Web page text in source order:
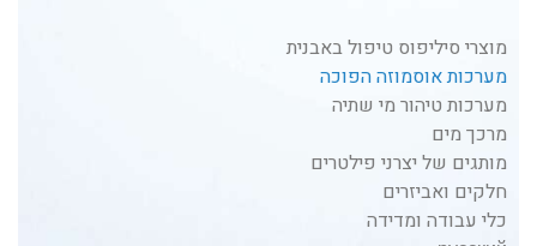
מוצרי סיליפוס טיפול באבנית
מערכות אוסמוזה הפוכה
מערכות טיהור מי שתיה
מרכך מים
מותגים של יצרני פילטרים
חלקים ואביזרים
כלי עבודה ומדידה